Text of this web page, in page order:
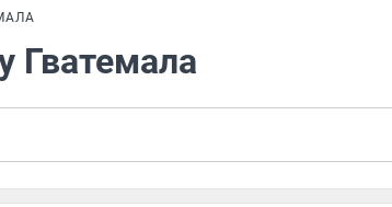
Гватемала